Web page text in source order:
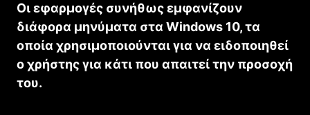
Οι εφαρμογές συνήθως εμφανίζουν
διάφορα μηνύματα στα Windows 10, τα
οποία χρησιμοποιούνται για να ειδοποιηθεί
ο χρήστης για κάτι που απαιτεί την προσοχή
του.